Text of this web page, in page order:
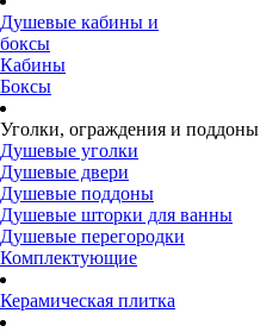
Душевые кабины и
боксы
Кабины
Боксы
Уголки, ограждения и поддоны
Душевые уголки
Душевые двери
Душевые поддоны
Душевые шторки для ванны
Душевые перегородки
Комплектующие
Керамическая плитка